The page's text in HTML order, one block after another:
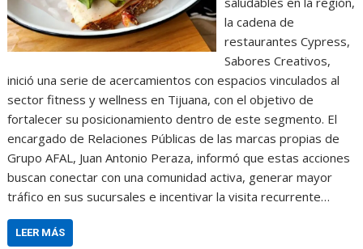
la cadena de
restaurantes Cypress,
Sabores Creativos,
inició una serie de acercamientos con espacios vinculados al
sector fitness y wellness en Tijuana, con el objetivo de
fortalecer su posicionamiento dentro de este segmento. El
encargado de Relaciones Públicas de las marcas propias de
Grupo AFAL, Juan Antonio Peraza, informó que estas acciones
buscan conectar con una comunidad activa, generar mayor
tráfico en sus sucursales e incentivar la visita recurrente…
LEER MÁS